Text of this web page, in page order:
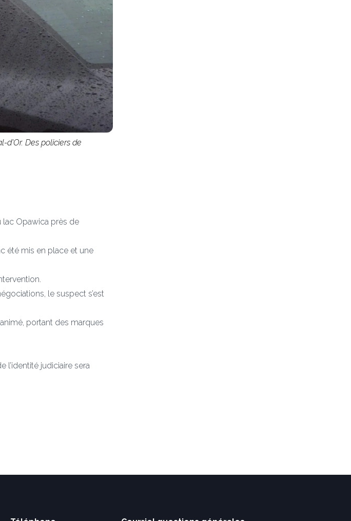
d'Or. Des policiers de
lac Opawica près de
été mis en place et une
le suspect s’est
portant des marques
l’identité judiciaire sera